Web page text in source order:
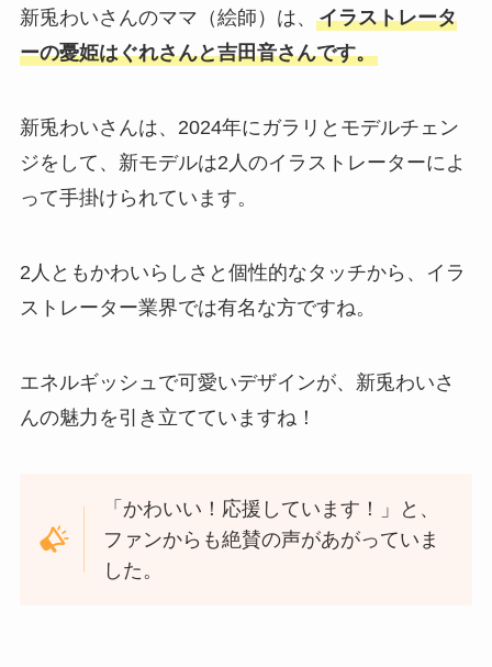
新兎わいさんのママ（絵師）は、 イラストレータ
ーの憂姫はぐれさんと吉田音さんです。
新兎わいさんは、2024年にガラリとモデルチェン
ジをして、新モデルは2人のイラストレーターによ
って手掛けられています。
2人ともかわいらしさと個性的なタッチから、イラ
ストレーター業界では有名な方ですね。
エネルギッシュで可愛いデザインが、新兎わいさ
んの魅力を引き立てていますね！
「かわいい！応援しています！」と、
ファンからも絶賛の声があがっていま
した。